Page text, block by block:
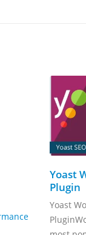
Yoast
Plugin
Yoast